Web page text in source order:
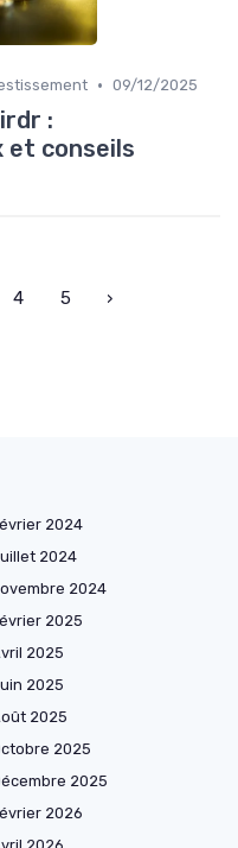
• 09/12/2025
:
et conseils
4 5 ›
2024
2024
2024
2025
2025
2025
2025
2025
2025
2026